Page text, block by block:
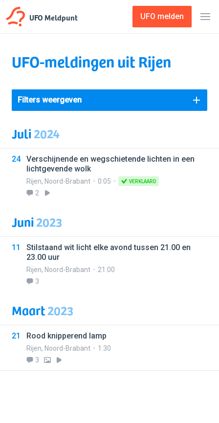
UFO Meldpunt UFO melden
UFO-meldingen uit Rijen
Filters weergeven
Juli2024
24
Verschijnende en wegschietende lichten in een
lichtgevende wolk
Rijen, Noord-Brabant 0:05 VERKLAARD
2
Juni2023
11
Stilstaand wit licht elke avond tussen 21.00 en
23.00 uur
Rijen, Noord-Brabant
21:00
3
Maart2023
21 Rood knipperend lamp
Rijen, Noord-Brabant
1:30
3